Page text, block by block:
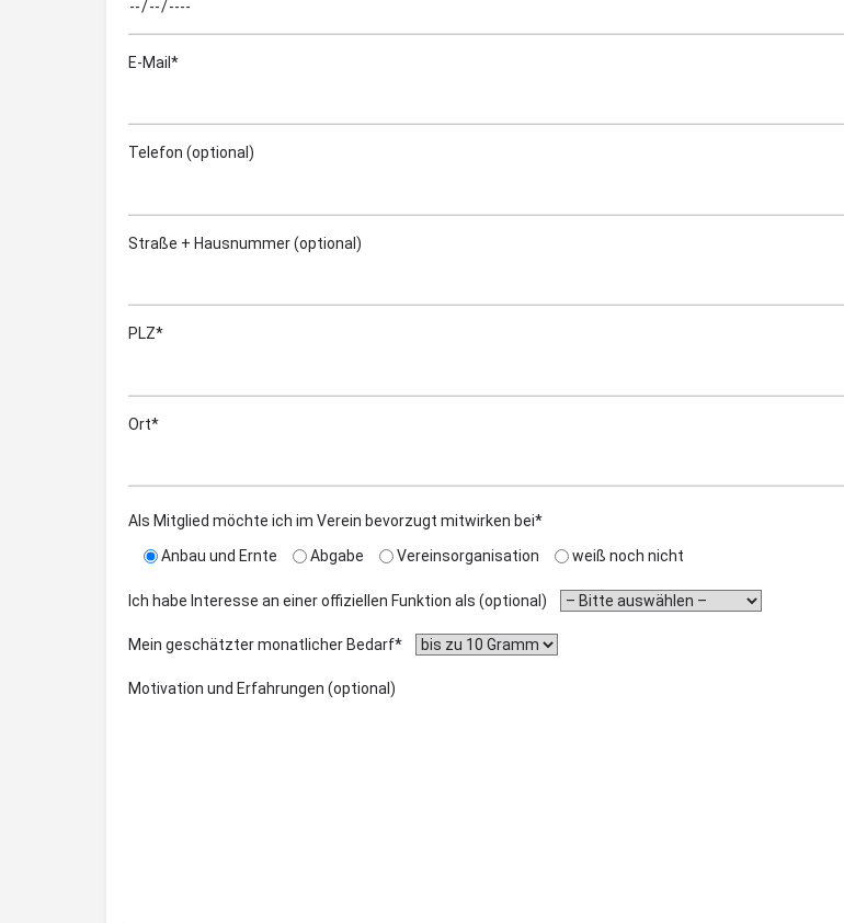
E-Mail*
Telefon (optional)
Straße + Hausnummer (optional)
PLZ*
Ort*
Als Mitglied möchte ich im Verein bevorzugt mitwirken bei*
Anbau und Ernte
Abgabe Vereinsorganisation weiß noch nicht
Ich habe Interesse an einer offiziellen Funktion als (optional)
Mein geschätzter monatlicher Bedarf*
Motivation und Erfahrungen (optional)